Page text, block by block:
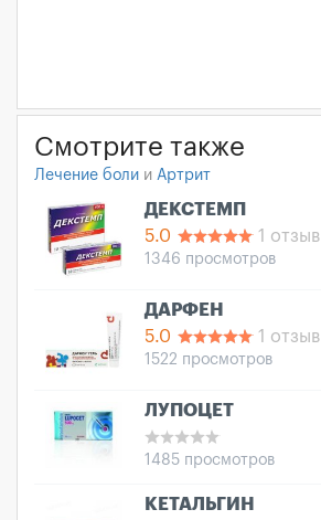
Смотрите также
Лечение боли и Артрит
ДЕКСТЕМП
5.0
1 отзыв
1346 просмотров
ДАРФЕН
5.0
1 отзыв
1522 просмотров
ЛУПОЦЕТ
1485 просмотров
КЕТАЛЬГИН